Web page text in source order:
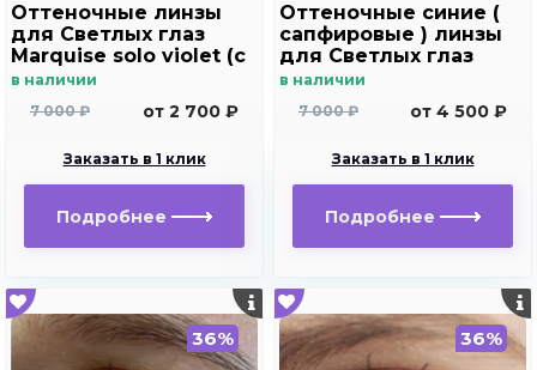
Оттеночные линзы
для Светлых глаз
Marquise solo violet (с
отверстием под
в наличии
7 000 ₽
от 2 700 ₽
Заказать в 1 клик
Подробнее
Оттеночные синие (
сапфировые ) линзы
для Светлых глаз
Marquise Solo dark
в наличии
7 000 ₽
от 4 500 ₽
Заказать в 1 клик
Подробнее
36% 36%